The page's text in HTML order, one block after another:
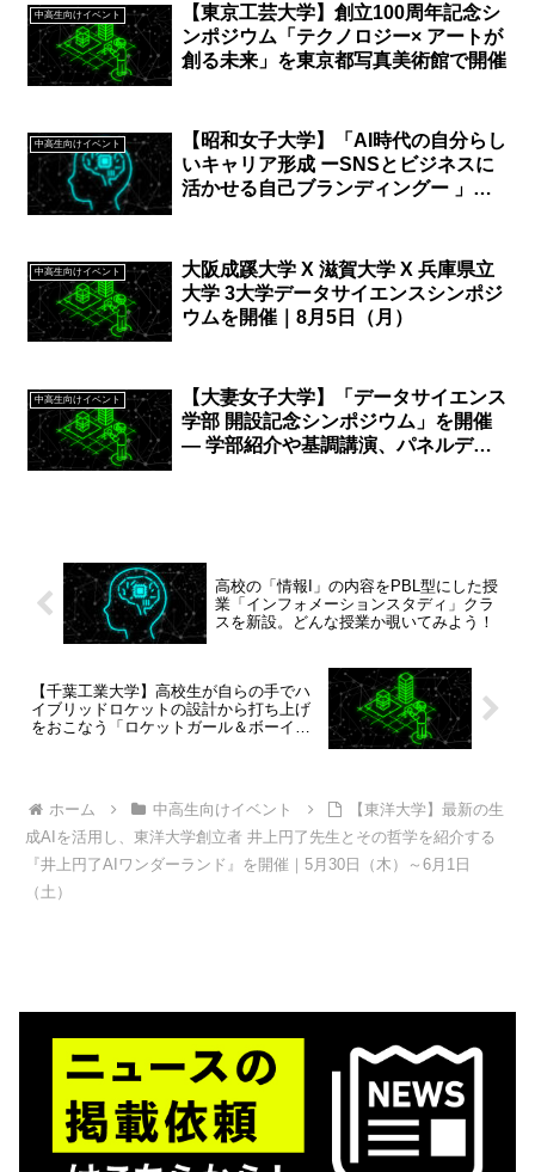
中高生向けイベント
【東京工芸大学】創立100周年記念シ
ンポジウム「テクノロジー× アートが
創る未来」を東京都写真美術館で開催
中高生向けイベント
【昭和女子大学】「AI時代の自分らし
いキャリア形成 ーSNSとビジネスに
活かせる自己ブランディングー 」昭
中高生向けイベント
大阪成蹊大学 X 滋賀大学 X 兵庫県立
大学 3大学データサイエンスシンポジ
ウムを開催｜8月5日（月）
中高生向けイベント
【大妻女子大学】「データサイエンス
学部 開設記念シンポジウム」を開催
― 学部紹介や基調講演、パネルディ
高校の「情報I」の内容をPBL型にした授
業「インフォメーションスタディ」クラ
スを新設。どんな授業か覗いてみよう！
【千葉工業大学】高校生が自らの手でハ
イブリッドロケットの設計から打ち上げ
をおこなう「ロケットガール＆ボーイ養
ホーム 中高生向けイベント
【東洋大学】最新の生
成AIを活用し、東洋大学創立者 井上円了先生とその哲学を紹介する
『井上円了AIワンダーランド』を開催｜5月30日（木）～6月1日
（土）